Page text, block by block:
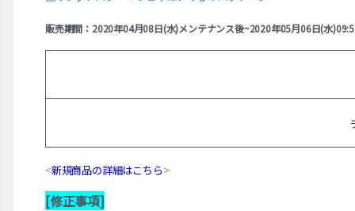
販売期間：2020年04月08日(水)メンテナンス後~2020年05月06日(水
<新規商品の詳細はこちら>
[修正事項]